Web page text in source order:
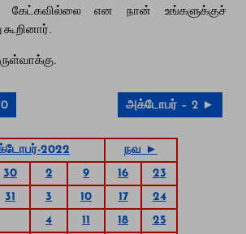
என நான் உங்களுக்குச்
அக்டோபர் – 2 ►
2022
நவ ►
30 2 9 16
23
31 3 10 17
24
4 11 18
25